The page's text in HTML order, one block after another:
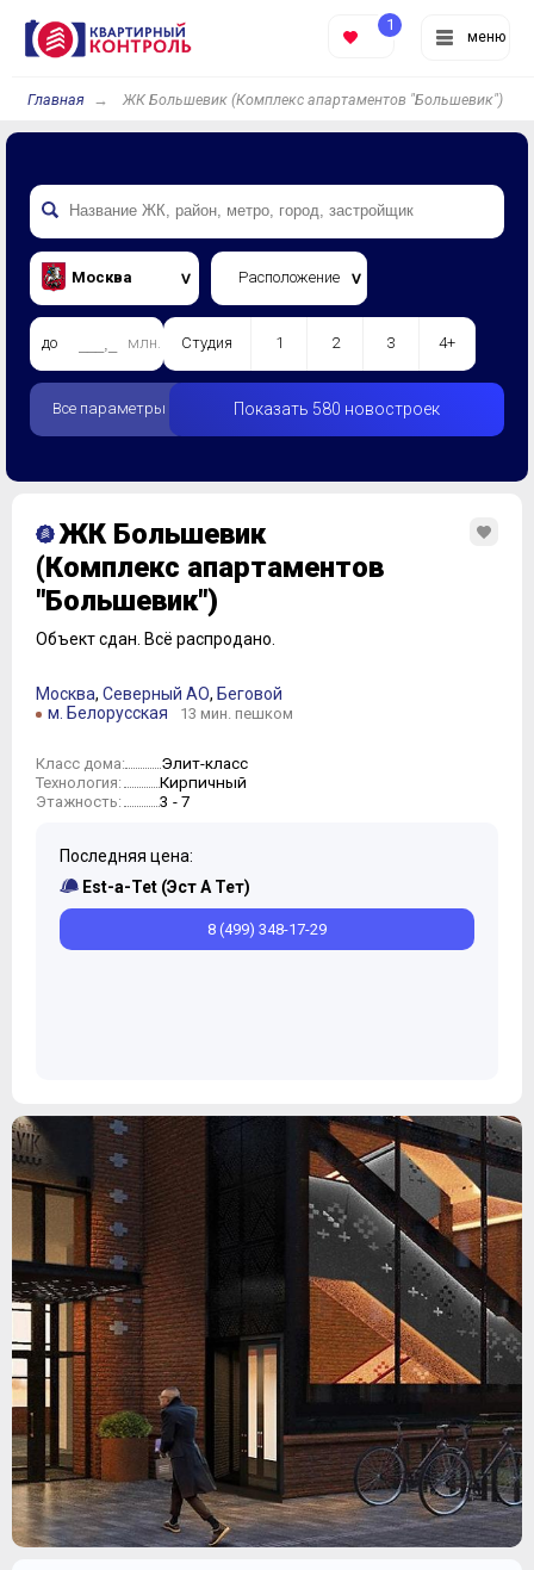
меню
1
Главная ЖК Большевик (Комплекс апартаментов "Большевик")
Москва Расположение
до млн. Студия 1 2 3 4+
Все параметры Показать 580 новостроек
ЖК Большевик
(Комплекс апартаментов
"Большевик")
Объект сдан. Всё распродано.
Москва, Северный АО, Беговой
м. Белорусская
13 мин. пешком
Класс дома: Элит-класс
Технология: Кирпичный
Этажность: 3 - 7
Последняя цена:
Est-a-Tet (Эст А Тет)
8 (499) 348-17-29